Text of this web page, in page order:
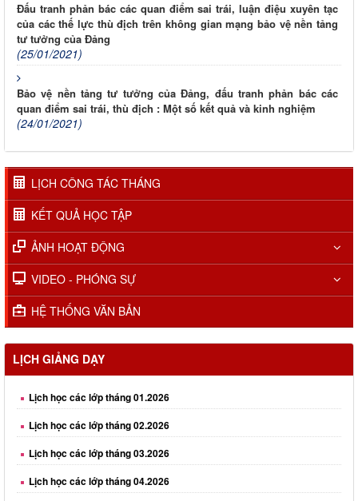
Đấu tranh phản bác các quan điểm sai trái, luận điệu xuyên tạc
của các thế lực thù địch trên không gian mạng bảo vệ nền tảng
tư tưởng của Đảng
(25/01/2021)
Bảo vệ nền tảng tư tưởng của Đảng, đấu tranh phản bác các
quan điểm sai trái, thù địch : Một số kết quả và kinh nghiệm
(24/01/2021)
LỊCH CÔNG TÁC THÁNG
KẾT QUẢ HỌC TẬP
ẢNH HOẠT ĐỘNG
VIDEO - PHÓNG SỰ
HỆ THỐNG VĂN BẢN
LỊCH GIẢNG DẠY
Lịch học các lớp tháng 01.2026
Lịch học các lớp tháng 02.2026
Lịch học các lớp tháng 03.2026
Lịch học các lớp tháng 04.2026
Lịch học các lớp tháng 05.2026